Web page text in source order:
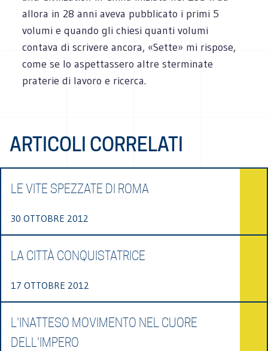
allora in 28 anni aveva pubblicato i primi 5
volumi e quando gli chiesi quanti volumi
contava di scrivere ancora, «Sette» mi rispose,
come se lo aspettassero altre sterminate
praterie di lavoro e ricerca.
ARTICOLI CORRELATI
LE VITE SPEZZATE DI ROMA
30 OTTOBRE 2012
LA CITTÀ CONQUISTATRICE
17 OTTOBRE 2012
L'INATTESO MOVIMENTO NEL CUORE
DELL'IMPERO